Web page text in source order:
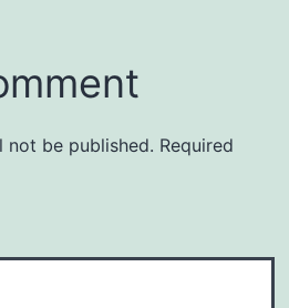
not be published. Required